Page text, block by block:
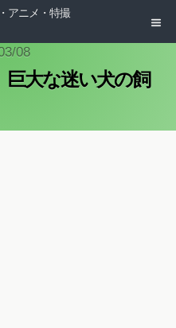
アニメ・特撮
08
巨大な迷い犬の飼